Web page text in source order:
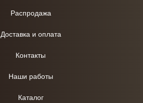
Распродажа
Доставка и оплата
Контакты
Наши работы
Каталог